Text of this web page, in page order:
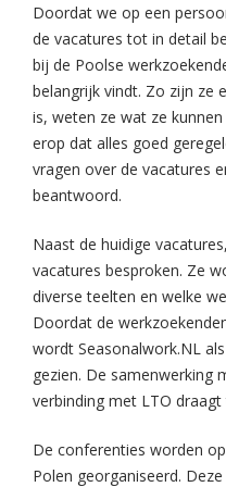
Doordat we op een
de vacatures tot in detail
bij de Poolse
belangrijk vindt. Zo zijn ze
is, weten ze wat ze
erop dat alles goed
vragen over de vacatures
beantwoord.
Naast de huidige
vacatures besproken. Ze
diverse teelten en welke
Doordat de
wordt Seasonalwork.NL
gezien. De samenwerking
verbinding met LTO
De conferenties worden
Polen georganiseerd.